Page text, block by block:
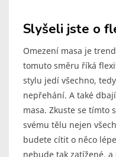
Slyšeli jste o
Omezení masa je
tomuto směru říká
stylu jedí všechno,
nepřehání. A také
masa. Zkuste se tímto
svému tělu nejen
budete cítit o něco
nebude tak zatížené,